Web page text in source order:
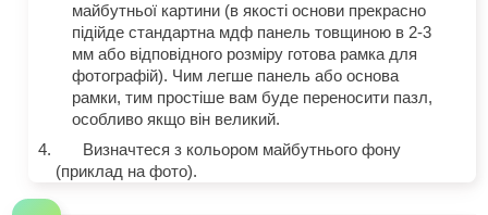
майбутньої картини (в якості основи прекрасно
підійде стандартна мдф панель товщиною в 2-3
мм або відповідного розміру готова рамка для
фотографій). Чим легше панель або основа
рамки, тим простіше вам буде переносити пазл,
особливо якщо він великий.
Визначтеся з кольором майбутнього фону
(приклад на фото).